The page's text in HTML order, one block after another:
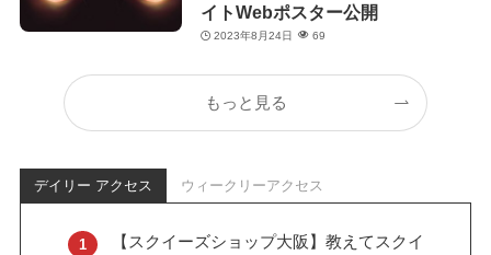
イトWebポスター公開
2023年8月24日 69
もっと見る
デイリー アクセス ウィークリーアクセス
【スクイーズショップ大阪】教えてスクイ